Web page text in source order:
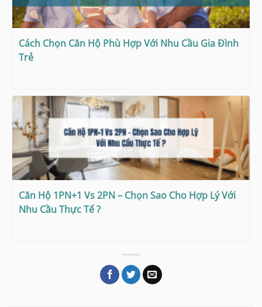
Cách Chọn Căn Hộ Phù Hợp Với Nhu Cầu Gia Đình
Trẻ
Căn Hộ 1PN+1 Vs 2PN – Chọn Sao Cho Hợp Lý Với
Nhu Cầu Thực Tế ?